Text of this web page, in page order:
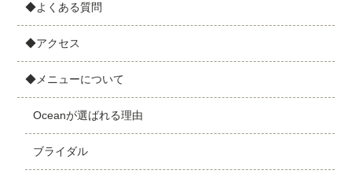
◆よくある質問
◆アクセス
◆メニューについて
Oceanが選ばれる理由
ブライダル